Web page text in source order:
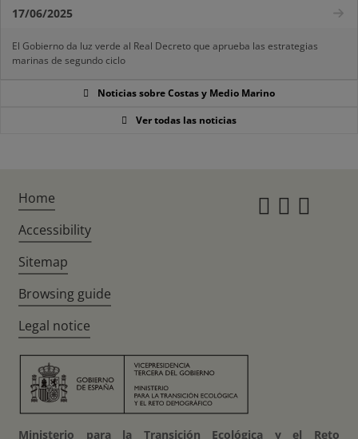
17/06/2025
El Gobierno da luz verde al Real Decreto que aprueba las estrategias
marinas de segundo ciclo
Noticias sobre Costas y Medio Marino
Ver todas las noticias
Home
Accessibility
Sitemap
Browsing guide
Legal notice
Ministerio para la Transición Ecológica y el Reto